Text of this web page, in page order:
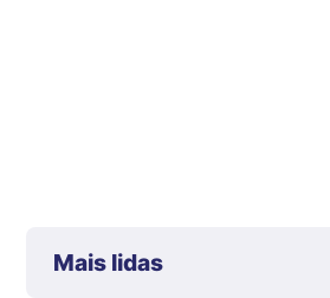
Mais lidas